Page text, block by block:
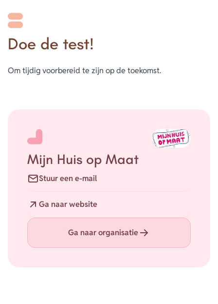
Doe de test!
Om tijdig voorbereid te zijn op de toekomst.
Mijn Huis op Maat
E-mail
Stuur een e-mail
Ga naar website
Ga naar organisatie